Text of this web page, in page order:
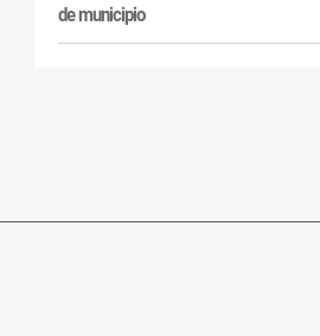
de municipio